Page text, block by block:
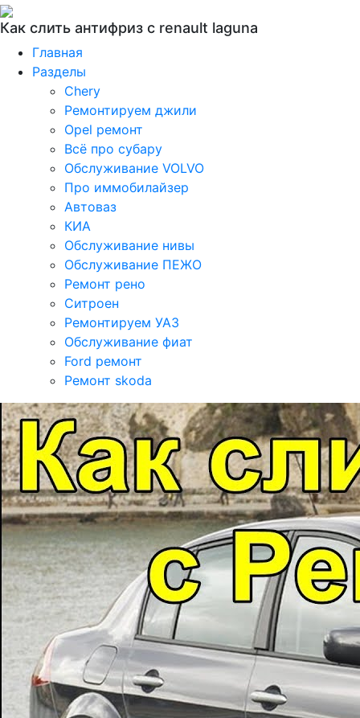
Как слить антифриз с renault laguna
Главная
Разделы
Chery
Ремонтируем джили
Opel ремонт
Всё про субару
Обслуживание VOLVO
Про иммобилайзер
Автоваз
КИА
Обслуживание нивы
Обслуживание ПЕЖО
Ремонт рено
Ситроен
Ремонтируем УАЗ
Обслуживание фиат
Ford ремонт
Ремонт skoda